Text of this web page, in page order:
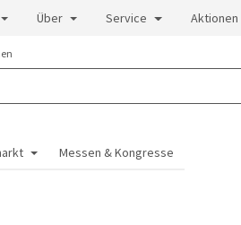
Über Service Aktionen
Messen & Kongresse